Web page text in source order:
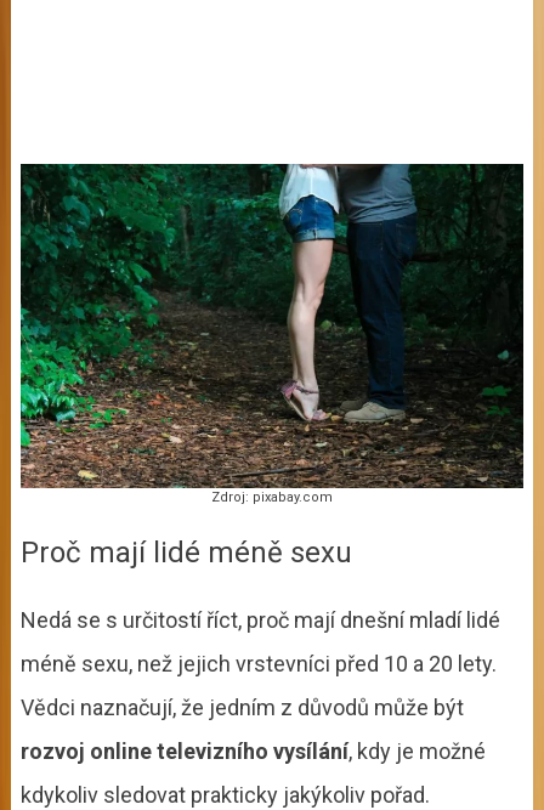
Zdroj: pixabay.com
Proč mají lidé méně sexu
Nedá se s určitostí říct, proč mají dnešní mladí lidé
méně sexu, než jejich vrstevníci před 10 a 20 lety.
Vědci naznačují, že jedním z důvodů může být
rozvoj online televizního vysílání, kdy je možné
kdykoliv sledovat prakticky jakýkoliv pořad.